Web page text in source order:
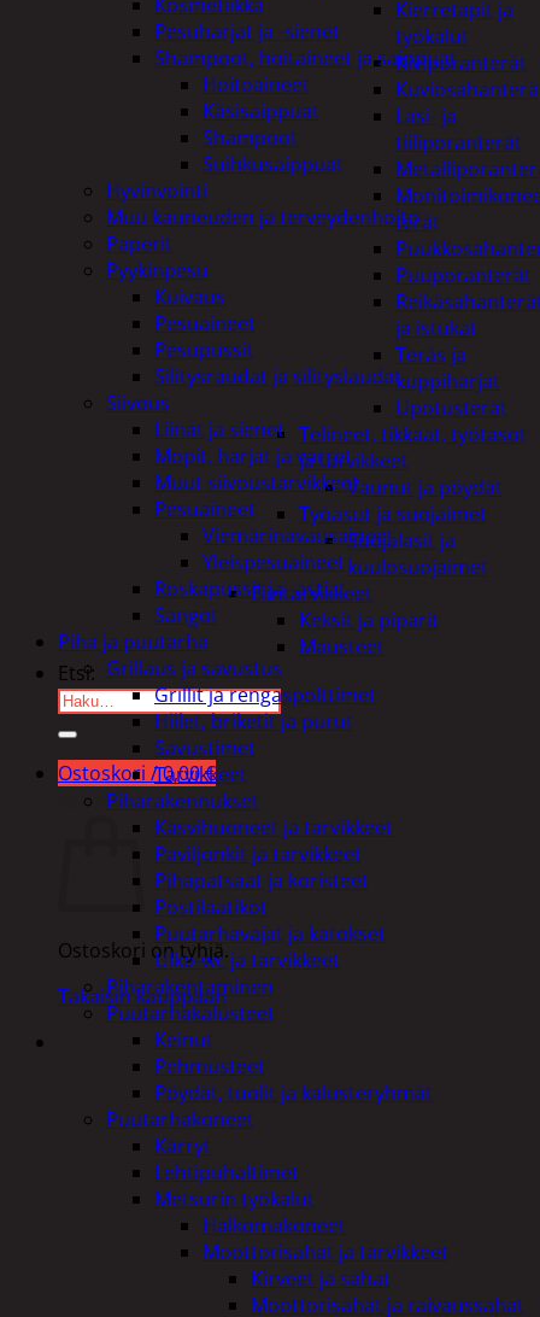
Kierretapit ja
työkalut
Kiviporanterät
Kuviosahanterä
Lasi- ja
tiiliporanterät
terät
Puuporanterät
ja istukat
Teräs ja
kuppiharjat
Upotusterät
Telineet, tikkaat, työtasot
ja tarvikkeet
Vaunut ja pöydät
Työasut ja suojaimet
Suojalasit ja
kuulosuojaimet
Elintarvikkeet
Keksit ja piparit
Mausteet
Etsi:
Ostoskori /0,00€
Ostoskori
Ostoskori on tyhjä.
Takaisin kauppaan
Pesuharjat ja -sienet
Shampoot, hoitaineet ja saippuat
Hoitoaineet
Käsisaippuat
Shampoot
Suihkusaippuat
Hyvinvointi
Muu kauneuden ja terveydenhoito
Paperit
Pyykinpesu
Kuivaus
Pesuaineet
Pesupussit
Silitysraudat ja silityslaudat
Siivous
Liinat ja sienet
Mopit, harjat ja varret
Muut siivoustarvikkeet
Pesuaineet
Viemärinavausaineet
Yleispesuaineet
Roskapussit ja -astiat
Sangot
Piha ja puutarha
Grillaus ja savustus
Grillit ja rengaspolttimet
Hiilet, briketit ja purut
Savustimet
Tarvikkeet
Piharakennukset
Kasvihuoneet ja tarvikkeet
Paviljonkit ja tarvikkeet
Pihapatsaat ja koristeet
Postilaatikot
Puutarhavajat ja katokset
Ulko-wc ja tarvikkeet
Piharakentaminen
Puutarhakalusteet
Keinut
Pehmusteet
Pöydät, tuolit ja kalusteryhmät
Puutarhakoneet
Kärryt
Lehtipuhaltimet
Metsurin työkalut
Halkomakoneet
Moottorisahat ja tarvikkeet
Kirveet ja sahat
Moottorisahat ja raivaussahat